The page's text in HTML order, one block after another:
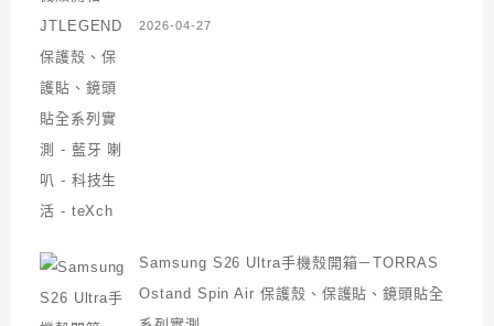
2026-04-27
Samsung S26 Ultra手機殼開箱－TORRAS
Ostand Spin Air 保護殼、保護貼、鏡頭貼全